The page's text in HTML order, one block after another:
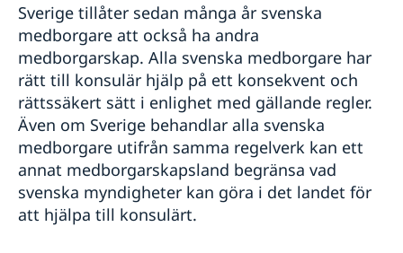
Sverige tillåter sedan många år svenska
medborgare att också ha andra
medborgarskap. Alla svenska medborgare har
rätt till konsulär hjälp på ett konsekvent och
rättssäkert sätt i enlighet med gällande regler.
Även om Sverige behandlar alla svenska
medborgare utifrån samma regelverk kan ett
annat medborgarskapsland begränsa vad
svenska myndigheter kan göra i det landet för
att hjälpa till konsulärt.